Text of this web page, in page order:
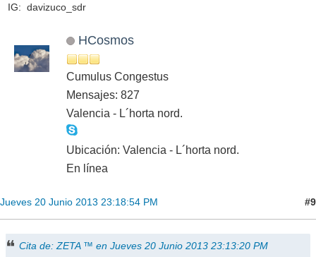
IG: davizuco_sdr
HCosmos
Cumulus Congestus
Mensajes: 827
Valencia - L´horta nord.
Ubicación: Valencia - L´horta nord.
En línea
Jueves 20 Junio 2013 23:18:54 PM #9
Cita de: ZETA ™ en Jueves 20 Junio 2013 23:13:20 PM